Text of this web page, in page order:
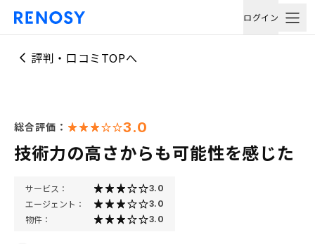
ログイン
評判・口コミTOPへ
総合評価： 3.0
技術力の高さからも可能性を感じた
サービス： 3.0
エージェント： 3.0
物件： 3.0